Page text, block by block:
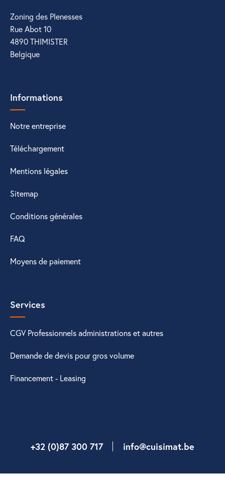
Zoning des Plenesses
Rue Abot 10
4890 THIMISTER
Belgique
Informations
Notre entreprise
Téléchargement
Mentions légales
Sitemap
Conditions générales
FAQ
Moyens de paiement
Services
CGV Professionnels administrations et autres
Demande de devis pour gros volume
Financement - Leasing
+32 (0)87 300 717 info@cuisimat.be